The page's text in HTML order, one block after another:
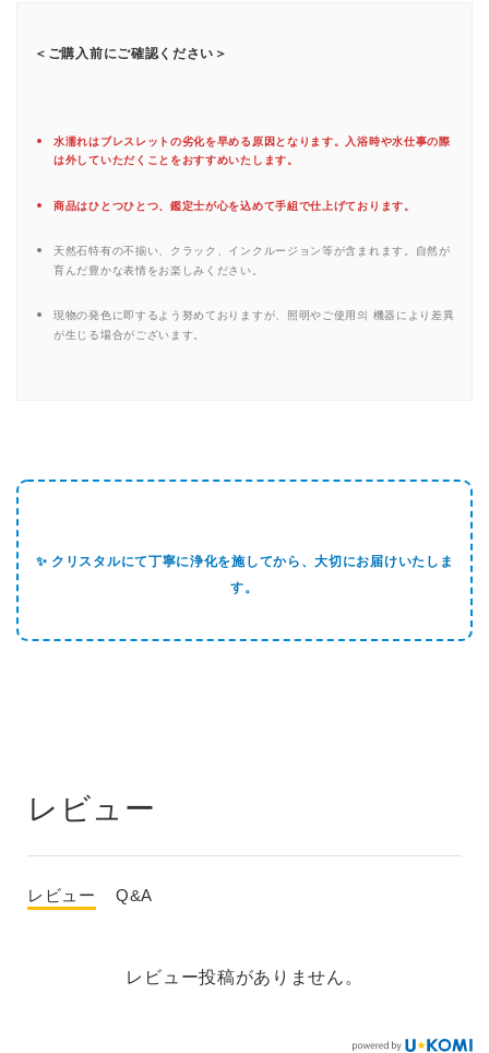
＜ご購入前にご確認ください＞
水濡れはブレスレットの劣化を早める原因となります。入浴時や水仕事の際
は外していただくことをおすすめいたします。
商品はひとつひとつ、鑑定士が心を込めて手組で仕上げております。
天然石特有の不揃い、クラック、インクルージョン等が含まれます。自然が
育んだ豊かな表情をお楽しみください。
現物の発色に即するよう努めておりますが、照明やご使用의 機器により差異
が生じる場合がございます。
✨ クリスタルにて丁寧に浄化を施してから、大切にお届けいたしま
す。
レビュー
レビュー Q&A
レビュー投稿がありません。